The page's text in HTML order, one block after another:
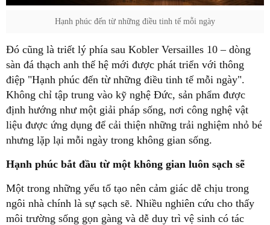
Hạnh phúc đến từ những điều tinh tế mỗi ngày
Đó cũng là triết lý phía sau Kobler Versailles 10 – dòng
sàn đá thạch anh thế hệ mới được phát triển với thông
điệp "Hạnh phúc đến từ những điều tinh tế mỗi ngày".
Không chỉ tập trung vào kỹ nghệ Đức, sản phẩm được
định hướng như một giải pháp sống, nơi công nghệ vật
liệu được ứng dụng để cải thiện những trải nghiệm nhỏ bé
nhưng lặp lại mỗi ngày trong không gian sống.
Hạnh phúc bắt đầu từ một không gian luôn sạch sẽ
Một trong những yếu tố tạo nên cảm giác dễ chịu trong
ngôi nhà chính là sự sạch sẽ. Nhiều nghiên cứu cho thấy
môi trường sống gọn gàng và dễ duy trì vệ sinh có tác